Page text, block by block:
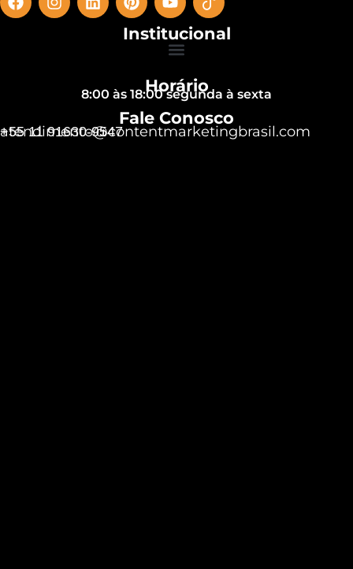
Institucional
Horário
8:00 às 18:00 segunda à sexta
Fale Conosco
+55 11 91630-9547
atendimento@contentmarketingbrasil.com